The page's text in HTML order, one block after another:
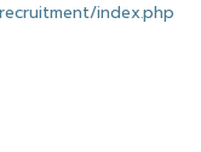
index.php